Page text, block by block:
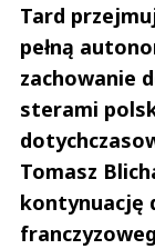
Tard
pełną
zachowanie
sterami
Tomasz
kontynuację